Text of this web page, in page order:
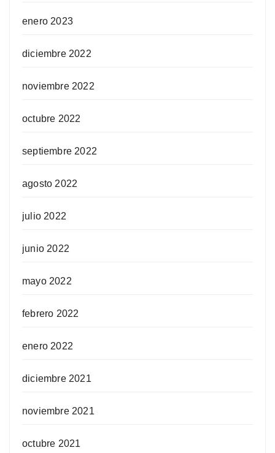
enero 2023
diciembre 2022
noviembre 2022
octubre 2022
septiembre 2022
agosto 2022
julio 2022
junio 2022
mayo 2022
febrero 2022
enero 2022
diciembre 2021
noviembre 2021
octubre 2021